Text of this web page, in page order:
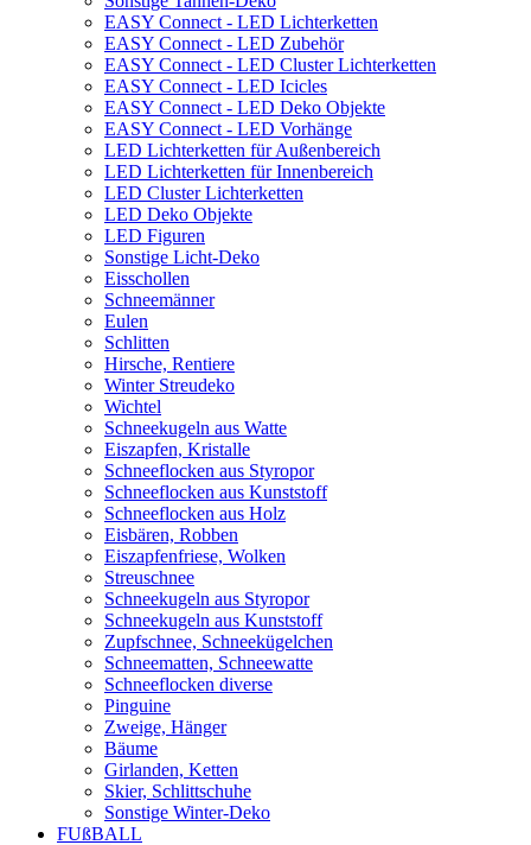
EASY Connect - LED Lichterketten
EASY Connect - LED Zubehör
EASY Connect - LED Cluster Lichterketten
EASY Connect - LED Icicles
EASY Connect - LED Deko Objekte
EASY Connect - LED Vorhänge
LED Lichterketten für Außenbereich
LED Lichterketten für Innenbereich
LED Cluster Lichterketten
LED Deko Objekte
LED Figuren
Sonstige Licht-Deko
Eisschollen
Schneemänner
Eulen
Schlitten
Hirsche, Rentiere
Winter Streudeko
Wichtel
Schneekugeln aus Watte
Eiszapfen, Kristalle
Schneeflocken aus Styropor
Schneeflocken aus Kunststoff
Schneeflocken aus Holz
Eisbären, Robben
Eiszapfenfriese, Wolken
Streuschnee
Schneekugeln aus Styropor
Schneekugeln aus Kunststoff
Zupfschnee, Schneekügelchen
Schneematten, Schneewatte
Schneeflocken diverse
Pinguine
Zweige, Hänger
Bäume
Girlanden, Ketten
Skier, Schlittschuhe
Sonstige Winter-Deko
FUßBALL